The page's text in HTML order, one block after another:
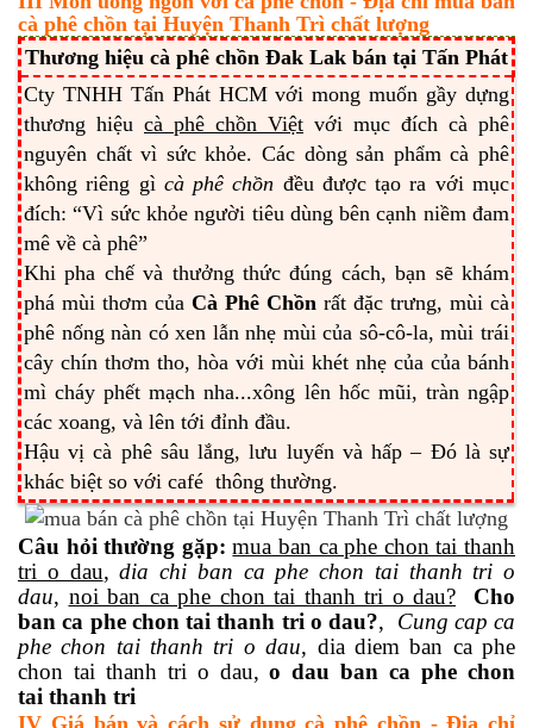
cà phê chồn tại Huyện Thanh Trì chất lượng
Thương hiệu cà phê chồn Đak Lak bán tại Tấn Phát
Cty TNHH Tấn Phát HCM với mong muốn gầy dựng
thương hiệu cà phê chồn Việt với mục đích cà phê
nguyên chất vì sức khỏe. Các dòng sản phẩm cà phê
không riêng gì cà phê chồn đều được tạo ra với mục
đích: “Vì sức khỏe người tiêu dùng bên cạnh niềm đam
mê về cà phê”
Khi pha chế và thưởng thức đúng cách, bạn sẽ khám
phá mùi thơm của Cà Phê Chồn rất đặc trưng, mùi cà
phê nống nàn có xen lẫn nhẹ mùi của sô-cô-la, mùi trái
cây chín thơm tho, hòa với mùi khét nhẹ của của bánh
mì cháy phết mạch nha...xông lên hốc mũi, tràn ngập
các xoang, và lên tới đỉnh đầu.
Hậu vị cà phê sâu lắng, lưu luyến và hấp – Đó là sự
khác biệt so với café thông thường.
Câu hỏi thường gặp: mua ban ca phe chon tai thanh
tri o dau,dia chi ban ca phe chon tai thanh tri o
dau, noi ban ca phe chon tai thanh tri o dau?
Cho
ban ca phe chon tai thanh tri o dau?, Cung cap ca
phe chon tai thanh tri o dau, dia diem ban ca phe
chon tai thanh tri o dau,o dau ban ca phe chon
tai thanh tri